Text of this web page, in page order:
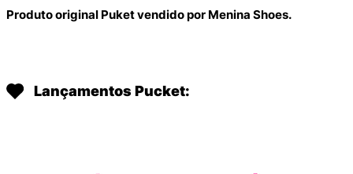
Produto original Puket vendido por Menina Shoes.
Lançamentos Pucket: